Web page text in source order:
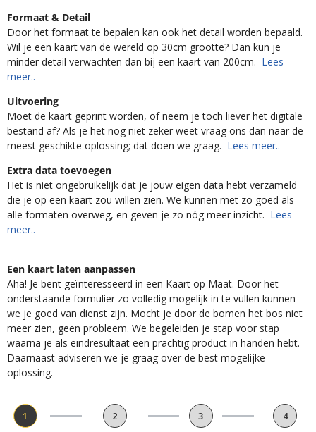
Formaat & Detail
Door het formaat te bepalen kan ook het detail worden bepaald.
Wil je een kaart van de wereld op 30cm grootte? Dan kun je
minder detail verwachten dan bij een kaart van 200cm. Lees
meer..
Uitvoering
Moet de kaart geprint worden, of neem je toch liever het digitale
bestand af? Als je het nog niet zeker weet vraag ons dan naar de
meest geschikte oplossing; dat doen we graag. Lees meer..
Extra data toevoegen
Het is niet ongebruikelijk dat je jouw eigen data hebt verzameld
die je op een kaart zou willen zien. We kunnen met zo goed als
alle formaten overweg, en geven je zo nóg meer inzicht. Lees
meer..
Een kaart laten aanpassen
Aha! Je bent geïnteresseerd in een Kaart op Maat. Door het
onderstaande formulier zo volledig mogelijk in te vullen kunnen
we je goed van dienst zijn. Mocht je door de bomen het bos niet
meer zien, geen probleem. We begeleiden je stap voor stap
waarna je als eindresultaat een prachtig product in handen hebt.
Daarnaast adviseren we je graag over de best mogelijke
oplossing.
1
2
3
4